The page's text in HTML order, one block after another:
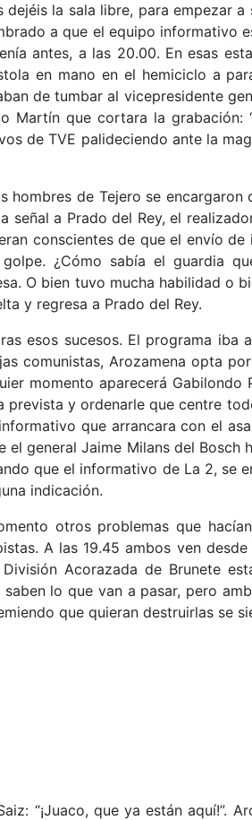
la sala libre, para empezar
a que el equipo informativo
antes, a las 20.00. En esas
en mano en el hemiciclo a
de tumbar al vicepresidente
Martín que cortara la grabación:
de TVE palideciendo ante la
de Tejero se encargaron
a Prado del Rey, el
conscientes de que el envío de
¿Cómo sabía el guardia
O bien tuvo mucha habilidad o
y regresa a Prado del Rey.
esos sucesos. El programa iba
comunistas, Arozamena opta
momento aparecerá Gabilondo
y ordenarle que centre
que arrancara con el
general Jaime Milans del Bosch
que el informativo de La 2, se
indicación.
otros problemas que
A las 19.45 ambos ven
Acorazada de Brunete
lo que van a pasar, pero
que quieran destruirlas se
“¡Juaco, que ya están aquí!”.